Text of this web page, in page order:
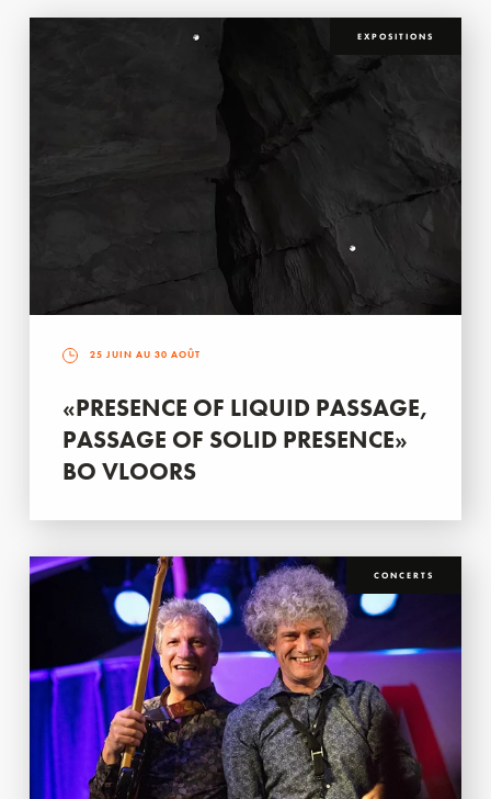
EXPOSITIONS
25 JUIN AU 30 AOÛT
«PRESENCE OF LIQUID PASSAGE,
PASSAGE OF SOLID PRESENCE»
BO VLOORS
CONCERTS